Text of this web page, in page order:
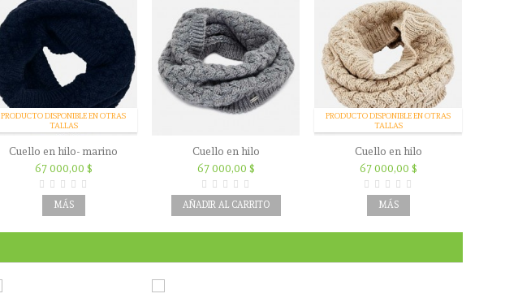
PRODUCTO DISPONIBLE EN OTRAS
TALLAS
Cuello en hilo- marino
67 000,00 $
MÁS
Cuello en hilo
67 000,00 $
AÑADIR AL CARRITO
PRODUCTO DISPONIBLE EN OTRAS
TALLAS
Cuello en hilo
67 000,00 $
MÁS